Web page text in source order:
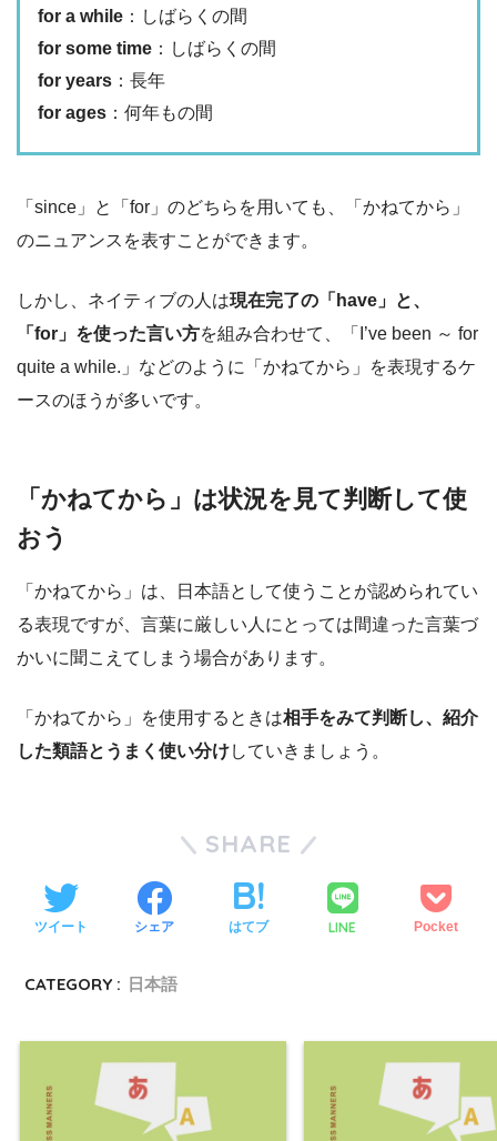
for a while ：しばらくの間
for some time ：しばらくの間
for years ：長年
for ages ：何年もの間
「since」と「for」のどちらを用いても、「かねてから」
のニュアンスを表すことができます。
しかし、ネイティブの人は現在完了の「have」と、
「for」を使った言い方を組み合わせて、「I’ve been ～ for
quite a while.」などのように「かねてから」を表現するケ
ースのほうが多いです。
「かねてから」は状況を見て判断して使
おう
「かねてから」は、日本語として使うことが認められてい
る表現ですが、言葉に厳しい人にとっては間違った言葉づ
かいに聞こえてしまう場合があります。
「かねてから」を使用するときは相手をみて判断し、紹介
した類語とうまく使い分けしていきましょう。
SHARE
ツイート シェア はてブ LINE Pocket
CATEGORY : 日本語